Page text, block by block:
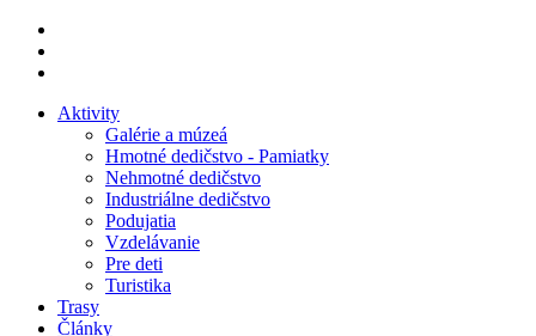
Aktivity
Galérie a múzeá
Hmotné dedičstvo - Pamiatky
Nehmotné dedičstvo
Industriálne dedičstvo
Podujatia
Vzdelávanie
Pre deti
Turistika
Trasy
Články